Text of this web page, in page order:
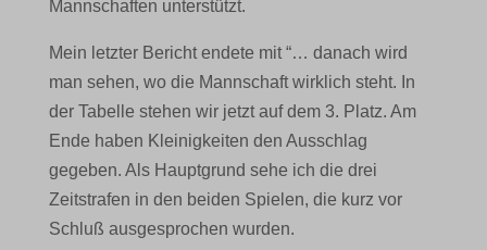
Mannschaften unterstützt.
Mein letzter Bericht endete mit “… danach wird
man sehen, wo die Mannschaft wirklich steht. In
der Tabelle stehen wir jetzt auf dem 3. Platz. Am
Ende haben Kleinigkeiten den Ausschlag
gegeben. Als Hauptgrund sehe ich die drei
Zeitstrafen in den beiden Spielen, die kurz vor
Schluß ausgesprochen wurden.